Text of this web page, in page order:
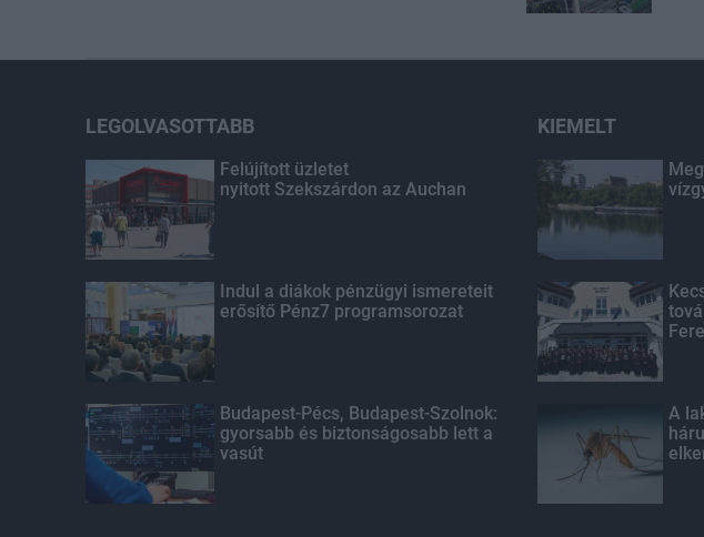
LEGOLVASOTTABB
Felújított üzletet
nyitott Szekszárdon az Auchan
Indul a diákok pénzügyi ismereteit
erősítő Pénz7 programsorozat
Budapest-Pécs, Budapest-Szolnok:
gyorsabb és biztonságosabb lett a
vasút
KIEMELT
A